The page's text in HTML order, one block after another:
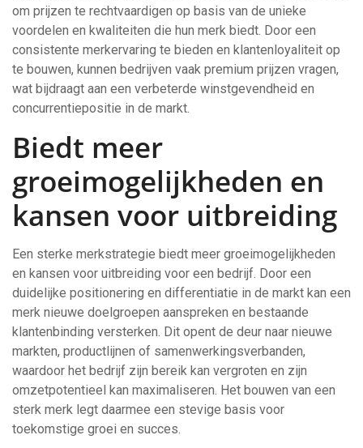
om prijzen te rechtvaardigen op basis van de unieke
voordelen en kwaliteiten die hun merk biedt. Door een
consistente merkervaring te bieden en klantenloyaliteit op
te bouwen, kunnen bedrijven vaak premium prijzen vragen,
wat bijdraagt aan een verbeterde winstgevendheid en
concurrentiepositie in de markt.
Biedt meer
groeimogelijkheden en
kansen voor uitbreiding
Een sterke merkstrategie biedt meer groeimogelijkheden
en kansen voor uitbreiding voor een bedrijf. Door een
duidelijke positionering en differentiatie in de markt kan een
merk nieuwe doelgroepen aanspreken en bestaande
klantenbinding versterken. Dit opent de deur naar nieuwe
markten, productlijnen of samenwerkingsverbanden,
waardoor het bedrijf zijn bereik kan vergroten en zijn
omzetpotentieel kan maximaliseren. Het bouwen van een
sterk merk legt daarmee een stevige basis voor
toekomstige groei en succes.